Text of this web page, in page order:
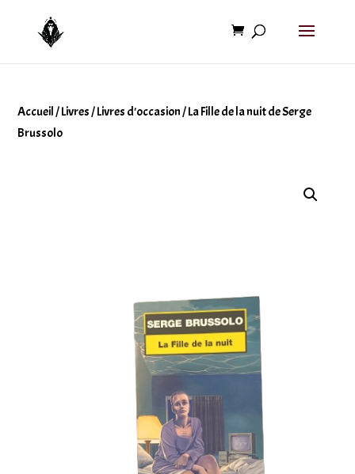
Accueil/Livres/Livres d'occasion/ La Fille de la nuit de Serge
Brussolo